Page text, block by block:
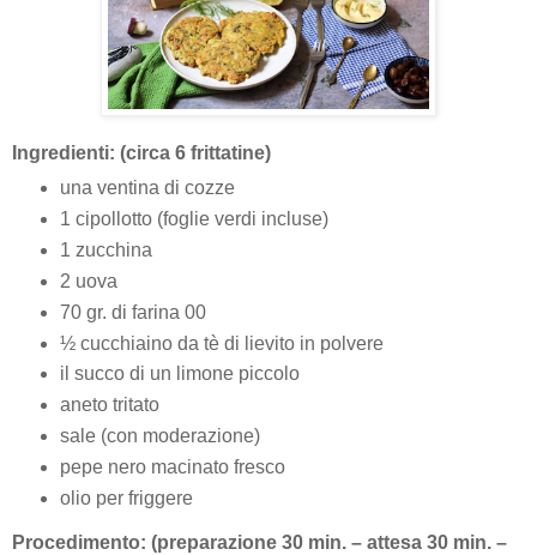
Ingredienti: (circa 6 frittatine)
una ventina di cozze
1 cipollotto (foglie verdi incluse)
1 zucchina
2 uova
70 gr. di farina 00
½ cucchiaino da tè di lievito in polvere
il succo di un limone piccolo
aneto tritato
sale (con moderazione)
pepe nero macinato fresco
olio per friggere
Procedimento: (preparazione 30 min. – attesa 30 min. –